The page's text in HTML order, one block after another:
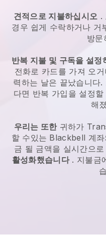
견적으로 지불하십시오 .
경우 쉽게 수락하거나 거
방문
반복 지불 및 구독을 설정
전화로 카드를 가져 오
력하는 날은 끝났습니다.
다면 반복 가입을 설정할
해
우리는 또한귀하가
할 수있는 Blackbell 계
금 될 금액을 실시간으
활성화했습니다. 지불금